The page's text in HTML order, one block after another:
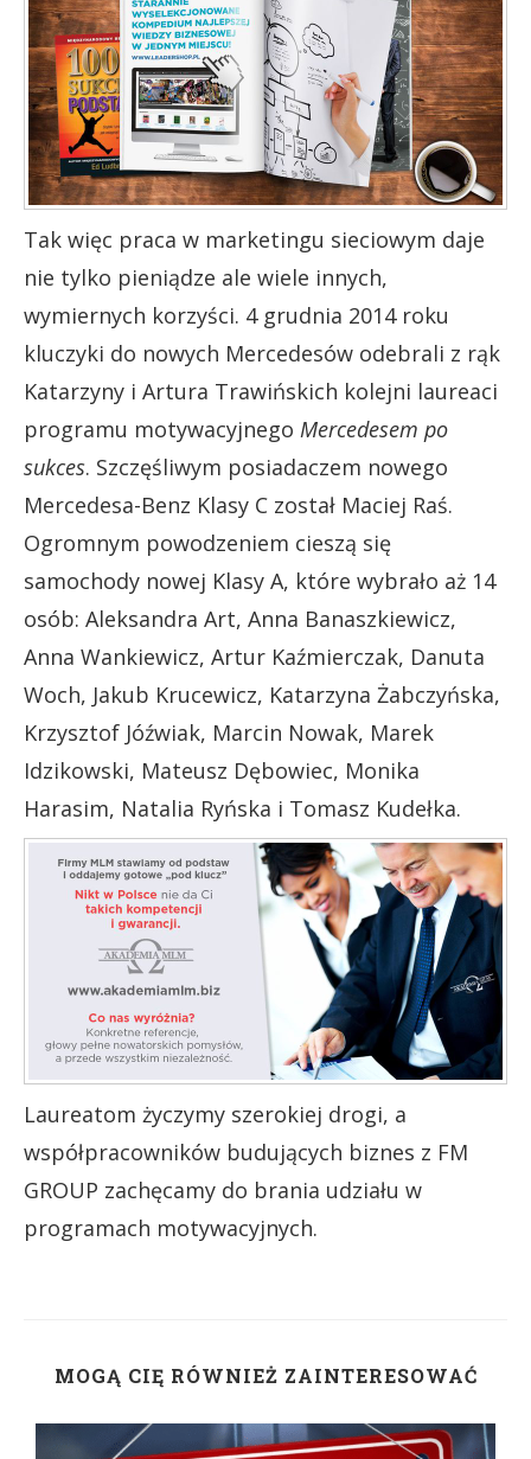
Tak więc praca w marketingu sieciowym daje
nie tylko pieniądze ale wiele innych,
wymiernych korzyści. 4 grudnia 2014 roku
kluczyki do nowych Mercedesów odebrali z rąk
Katarzyny i Artura Trawińskich kolejni laureaci
programu motywacyjnego Mercedesem po
sukces. Szczęśliwym posiadaczem nowego
Mercedesa-Benz Klasy C został Maciej Raś.
Ogromnym powodzeniem cieszą się
samochody nowej Klasy A, które wybrało aż 14
osób: Aleksandra Art, Anna Banaszkiewicz,
Anna Wankiewicz, Artur Kaźmierczak, Danuta
Woch, Jakub Krucewicz, Katarzyna Żabczyńska,
Krzysztof Jóźwiak, Marcin Nowak, Marek
Idzikowski, Mateusz Dębowiec, Monika
Harasim, Natalia Ryńska i Tomasz Kudełka.
Laureatom życzymy szerokiej drogi, a
współpracowników budujących biznes z FM
GROUP zachęcamy do brania udziału w
programach motywacyjnych.
MOGĄ CIĘ RÓWNIEŻ ZAINTERESOWAĆ